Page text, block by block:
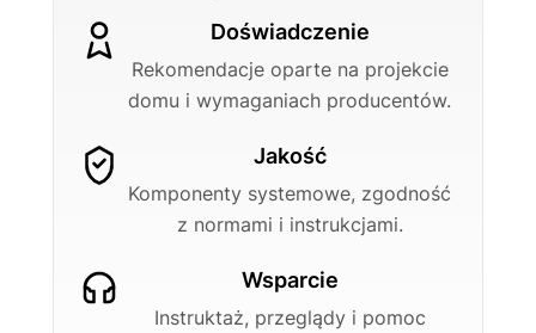
Doświadczenie
Rekomendacje oparte na projekcie
domu i wymaganiach producentów.
Jakość
Komponenty systemowe, zgodność
z normami i instrukcjami.
Wsparcie
Instruktaż, przeglądy i pomoc